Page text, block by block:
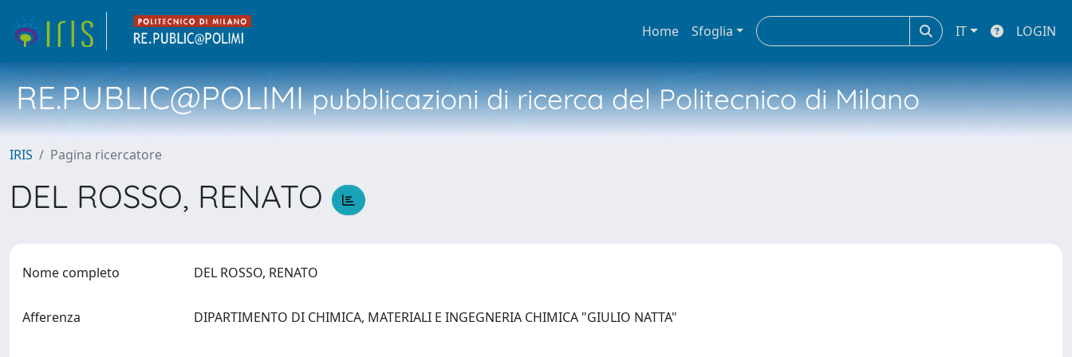
Home Sfoglia IT LOGIN
RE.PUBLIC@POLIMIpubblicazioni di ricerca del Politecnico di Milano
IRIS Pagina ricercatore
DEL ROSSO, RENATO
Nome completo DEL ROSSO, RENATO
Afferenza DIPARTIMENTO DI CHIMICA, MATERIALI E INGEGNERIA CHIMICA "GIULIO NATTA"